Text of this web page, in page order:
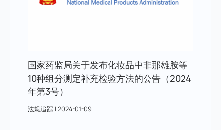
国家药监局关于发布化妆品中非那雄胺等
10种组分测定补充检验方法的公告（2024
年第3号）
法规追踪 |2024-01-09